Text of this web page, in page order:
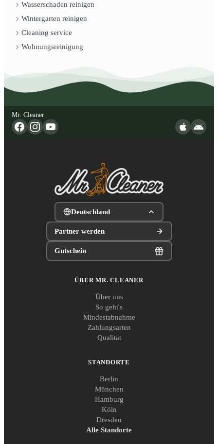
Wasserschaden reinigen
Wintergarten reinigen
Cleaning service
Wohnungsreinigung
Mr. Cleaner
Deutschland
Partner werden
Gutschein
ÜBER MR. CLEANER
Über uns
So geht's
Mindestabnahme
Zahlungsarten
Qualität
STANDORTE
Berlin
München
Hamburg
Köln
Dresden
Alle Standorte